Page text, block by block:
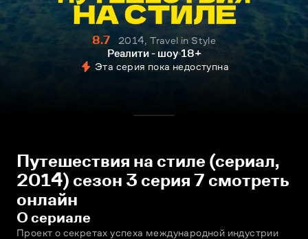
8.7
2014, Travel in Style
Реалити - шоу 18+
Эта серия пока недоступна
Путешествия на стиле (сериал,
2014) сезон 3 серия 7 смотреть
онлайн
О сериале
Проект о секретах успеха международной индустрии